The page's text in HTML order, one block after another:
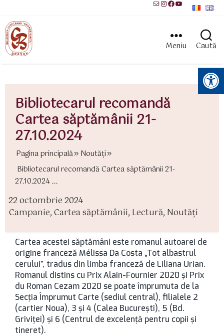
MailInstagram
Facebook
YouTube
Meniu Caută
Instrumente pentru accesibilitate
Bibliotecarul recomandă
Cartea săptămânii 21-
27.10.2024
Pagina principală
Noutăți
Bibliotecarul recomandă Cartea săptămânii 21-
27.10.2024 ...
22 octombrie 2024
Campanie,Cartea săptămânii, Lectură, Noutăți
Cartea acestei săptămâni este romanul autoarei de
origine franceză Mélissa Da Costa „Tot albastrul
cerului”, tradus din limba franceză de Liliana Urian.
Romanul distins cu Prix Alain-Fournier 2020 și Prix
du Roman Cezam 2020 se poate împrumuta de la
Secţia Împrumut Carte (sediul central), filialele 2
(cartier Noua), 3 şi 4 (Calea Bucureşti), 5 (Bd.
Griviţei) şi 6 (Centrul de excelenţă pentru copii şi
tineret).